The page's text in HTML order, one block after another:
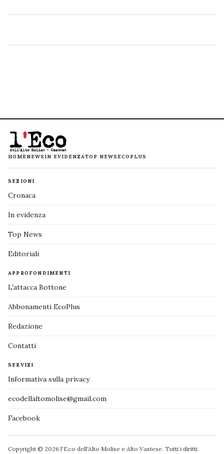
HOMENEWS IN EVIDENZATOP NEWS ECOPLUS
SEZIONI
Cronaca
In evidenza
Top News
Editoriali
APPROFONDIMENTI
L'attacca Bottone
Abbonamenti EcoPlus
Redazione
Contatti
SERVIZI
Informativa sulla privacy
ecodellaltomolise@gmail.com
Facebook
Copyright © 2026 l'Eco dell'Alto Molise e Alto Vastese. Tutti i diritti